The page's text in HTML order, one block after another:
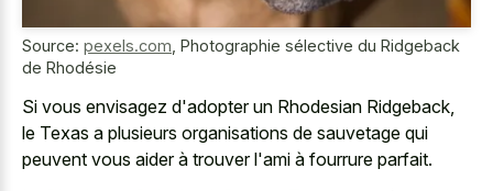
Source: pexels.com Photographie sélective du Ridgeback
de Rhodésie
Si vous envisagez d'adopter un Rhodesian Ridgeback,
le Texas a plusieurs organisations de sauvetage qui
peuvent vous aider à trouver l'ami à fourrure parfait.